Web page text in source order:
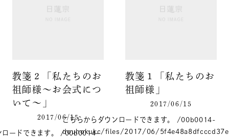
教箋２「私たちのお
祖師様～お会式につ
いて～」
2017/06/15
ロードできます。 /00b0014-
教箋１「私たちのお
祖師様」
2017/06/15
こちらからダウンロードできます。 /00b0014-
douhokukc/files/2017/06/